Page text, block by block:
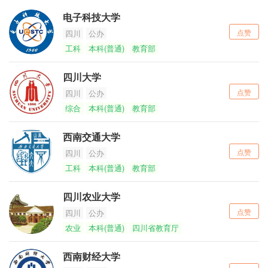
电子科技大学
四川
公办
工科
本科(普通) 教育部
点赞
四川大学
四川
公办
综合
本科(普通) 教育部
点赞
西南交通大学
四川
公办
工科
本科(普通) 教育部
点赞
四川农业大学
四川
公办
农业
本科(普通) 四川省教育厅
点赞
西南财经大学